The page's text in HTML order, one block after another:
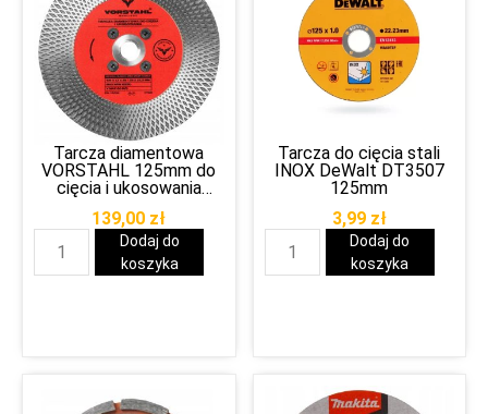
Tarcza diamentowa
VORSTAHL 125mm do
cięcia i ukosowania
139,00 zł
Dodaj do
koszyka
Tarcza do cięcia stali
INOX DeWalt DT3507
125mm
3,99 zł
Dodaj do
koszyka